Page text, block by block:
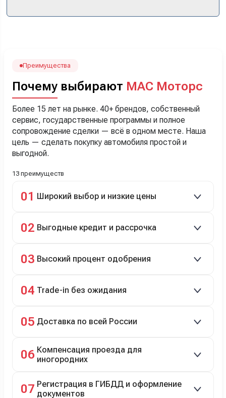
менеджеру Сергею, профессионал своего дела!
Преимущества
Почему выбирают МАС Моторс
Более 15 лет на рынке. 40+ брендов, собственный
сервис, государственные программы и полное
сопровождение сделки — всё в одном месте. Наша
цель — сделать покупку автомобиля простой и
выгодной.
13 преимуществ
01 Широкий выбор и низкие цены
подержанные авто.
02 Выгодные кредит и рассрочка
рассрочка 0% на 2 года при первом взносе 35–50%.
03 Высокий процент одобрения
04 Trade-in без ожидания
05 Доставка по всей России
06 Компенсация проезда для
иногородних
07 Регистрация в ГИБДД и оформление
документов